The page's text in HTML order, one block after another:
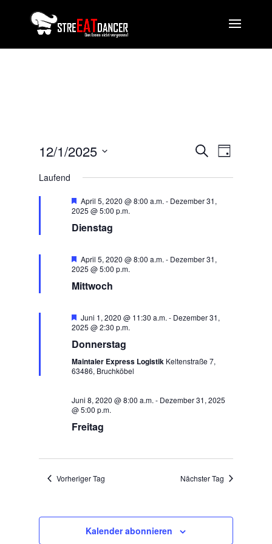
und
Ansichten,
Navigation
SucheTag
12/1/2025
wählen.
Laufend
Empfohlen
April 5, 2020 @ 8:00 a.m. - Dezember 31,
2025 @ 5:00 p.m.
Dienstag
Empfohlen
April 5, 2020 @ 8:00 a.m. - Dezember 31,
2025 @ 5:00 p.m.
Mittwoch
Empfohlen
Juni 1, 2020 @ 11:30 a.m. - Dezember 31,
2025 @ 2:30 p.m.
Donnerstag
Maintaler Express Logistik Keltenstraße 7,
63486, Bruchköbel
Juni 8, 2020 @ 8:00 a.m. - Dezember 31, 2025
@ 5:00 p.m.
Freitag
Vorheriger Tag Nächster Tag
Kalender abonnieren